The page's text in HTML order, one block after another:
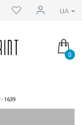
0
- 1639